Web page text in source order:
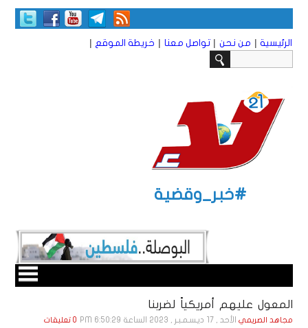
الرئيسية | من نحن | تواصل معنا | خريطة الموقع |
#خبر_وقضية
المعول عليهم أمريكياً لضربنا
مجاهد الصريمي الأحد , 17 ديـسـمـبـر , 2023 الساعة 6:50:29 PM 0 تعليقات